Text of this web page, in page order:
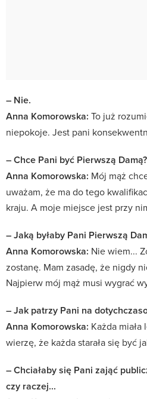
– Nie.
Anna Komorowska: To już
niepokoje. Jest pani
– Chce Pani być Pierwszą Damą?
Anna Komorowska: Mój mąż
uważam, że ma do tego
kraju. A moje miejsce jest przy
– Jaką byłaby Pani Pierwszą
Anna Komorowska: Nie wiem...
zostanę. Mam zasadę, że nigdy
Najpierw mój mąż musi wygrać
– Jak patrzy Pani na
Anna Komorowska: Każda
wierzę, że każda starała się być
– Chciałaby się Pani zająć
czy raczej...